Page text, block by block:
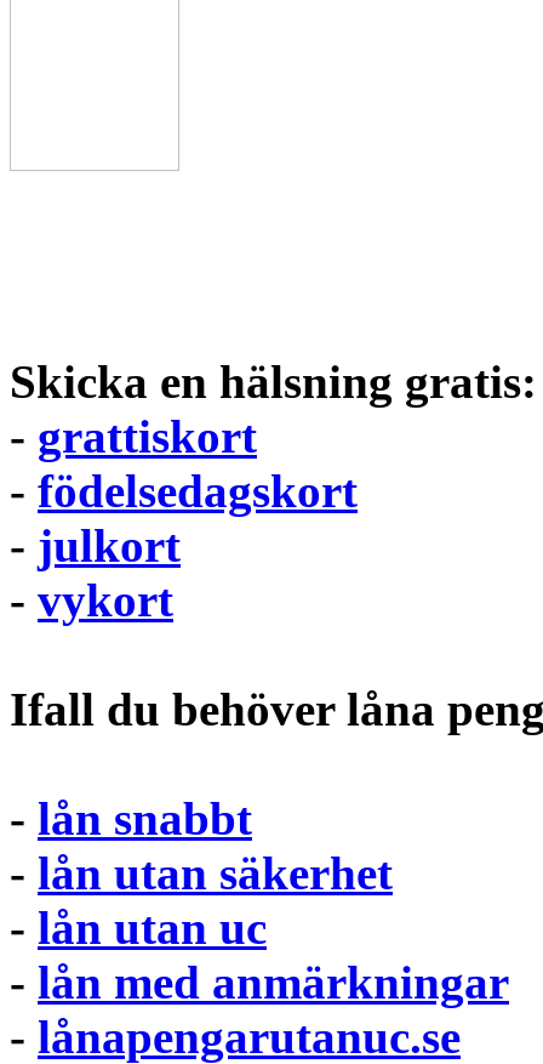
Skicka en hälsning gratis:
- grattiskort
- födelsedagskort
- julkort
- vykort
Ifall du behöver låna
- lån snabbt
- lån utan säkerhet
- lån utan uc
- lån med anmärkningar
- lånapengarutanuc.se